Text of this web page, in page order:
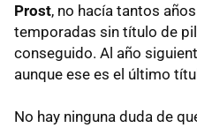
Prost, no hacía tantos
temporadas sin título de
conseguido. Al año
aunque ese es el último
No hay ninguna duda de